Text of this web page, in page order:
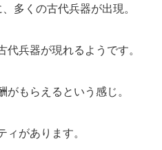
多くの古代兵器が出現。
兵器が現れるようです。
もらえるという感じ。
ィがあります。